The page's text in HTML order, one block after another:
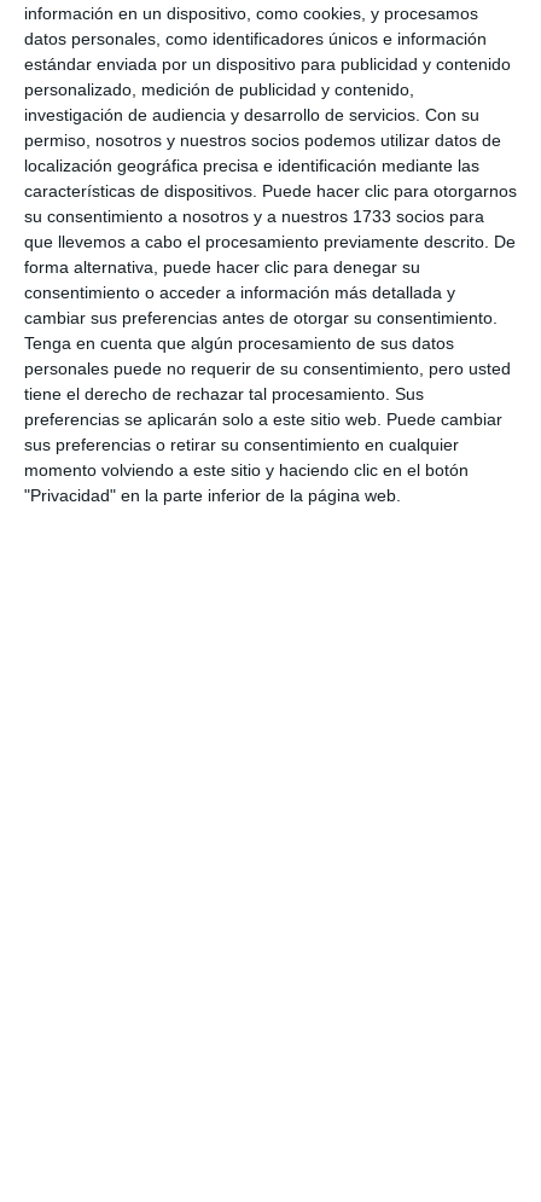
información en un dispositivo, como cookies, y procesamos
datos personales, como identificadores únicos e información
estándar enviada por un dispositivo para publicidad y contenido
personalizado, medición de publicidad y contenido,
investigación de audiencia y desarrollo de servicios. Con su
permiso, nosotros y nuestros socios podemos utilizar datos de
localización geográfica precisa e identificación mediante las
características de dispositivos. Puede hacer clic para otorgarnos
su consentimiento a nosotros y a nuestros 1733 socios para
que llevemos a cabo el procesamiento previamente descrito. De
forma alternativa, puede hacer clic para denegar su
consentimiento o acceder a información más detallada y
cambiar sus preferencias antes de otorgar su consentimiento.
Tenga en cuenta que algún procesamiento de sus datos
personales puede no requerir de su consentimiento, pero usted
tiene el derecho de rechazar tal procesamiento. Sus
preferencias se aplicarán solo a este sitio web. Puede cambiar
sus preferencias o retirar su consentimiento en cualquier
momento volviendo a este sitio y haciendo clic en el botón
"Privacidad" en la parte inferior de la página web.
El Beach Soccer Mijas Costa de
fútbol playa pelea por el
ascenso a 1ª división
DEPORTES
El Beach Soccer Mijas Costa
hace historia en el Mundial de
Clubes de Fútbol Playa
DEPORTES
El Club Deportivo Beach Soccer
Mijas Costa participa en el
mundial de fútbol playa
DEPORTES